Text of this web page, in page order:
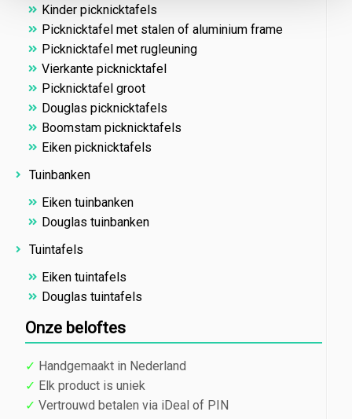
Kinder picknicktafels
Picknicktafel met stalen of aluminium frame
Picknicktafel met rugleuning
Vierkante picknicktafel
Picknicktafel groot
Douglas picknicktafels
Boomstam picknicktafels
Eiken picknicktafels
Tuinbanken
Eiken tuinbanken
Douglas tuinbanken
Tuintafels
Eiken tuintafels
Douglas tuintafels
Onze beloftes
✓ Handgemaakt in Nederland
✓ Elk product is uniek
✓ Vertrouwd betalen via iDeal of PIN